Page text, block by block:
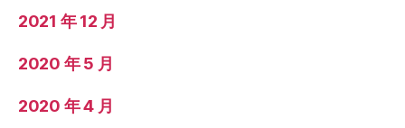
2021 年 12 月
2020 年 5 月
2020 年 4 月